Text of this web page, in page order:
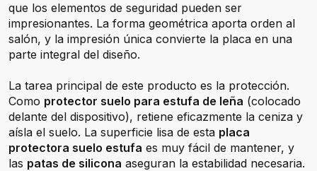
que los elementos de seguridad pueden ser
impresionantes. La forma geométrica aporta orden al
salón, y la impresión única convierte la placa en una
parte integral del diseño.
La tarea principal de este producto es la protección.
Como protector suelo para estufa de leña (colocado
delante del dispositivo), retiene eficazmente la ceniza y
aísla el suelo. La superficie lisa de esta placa
protectora suelo estufa es muy fácil de mantener, y
las patas de silicona aseguran la estabilidad necesaria.